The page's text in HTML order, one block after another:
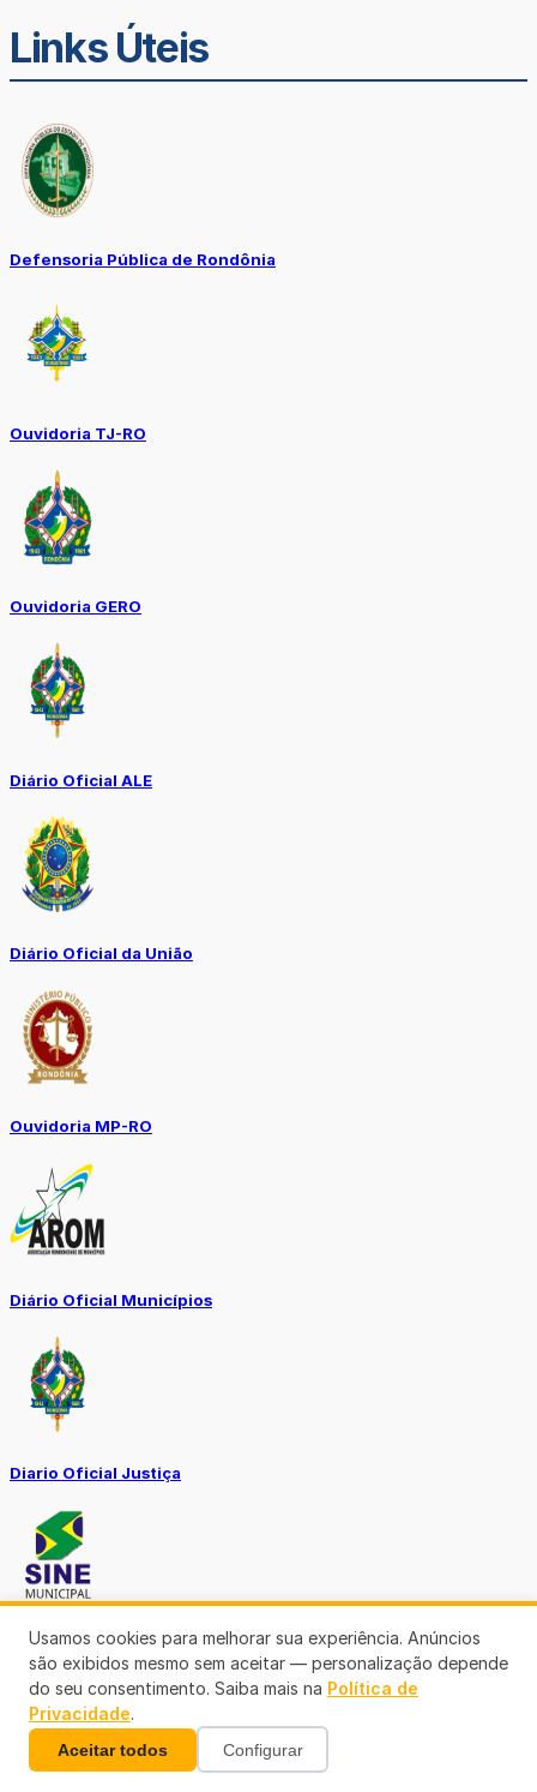
Links Úteis
Defensoria Pública de Rondônia
Ouvidoria TJ-RO
Ouvidoria GERO
Diário Oficial ALE
Diário Oficial da União
Ouvidoria MP-RO
Diário Oficial Municípios
Diario Oficial Justiça
SINE Municipal
Usamos cookies para melhorar sua experiência. Anúncios
são exibidos mesmo sem aceitar — personalização depende
do seu consentimento. Saiba mais na Política de
Privacidade.
Aceitar todos Configurar